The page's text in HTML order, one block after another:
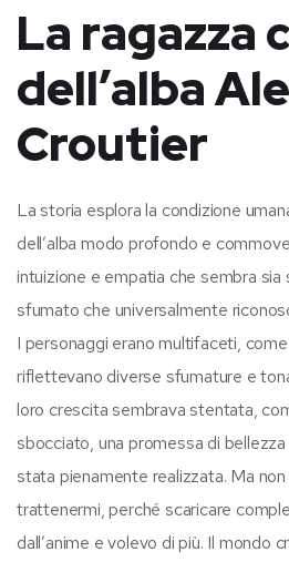
La ragazza
dell’alba
Croutier
La storia esplora la condizione
dell’alba modo profondo e
intuizione e empatia che sembra
sfumato che universalmente
I personaggi erano multifaceti,
riflettevano diverse sfumature e
loro crescita sembrava stentata,
sbocciato, una promessa di
stata pienamente realizzata. Ma
trattenermi, perché scaricare
dall’anime e volevo di più. Il mondo